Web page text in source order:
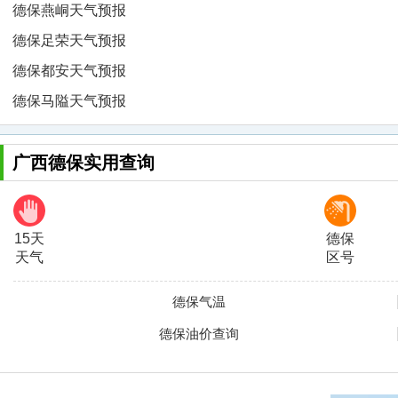
德保燕峒天气预报
德保足荣天气预报
德保都安天气预报
德保马隘天气预报
广西德保实用查询
15天
天气
德保
区号
德保气温
德保油价查询